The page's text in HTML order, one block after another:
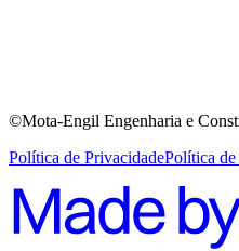
©Mota-Engil Engenharia e
Política de PrivacidadePolítica